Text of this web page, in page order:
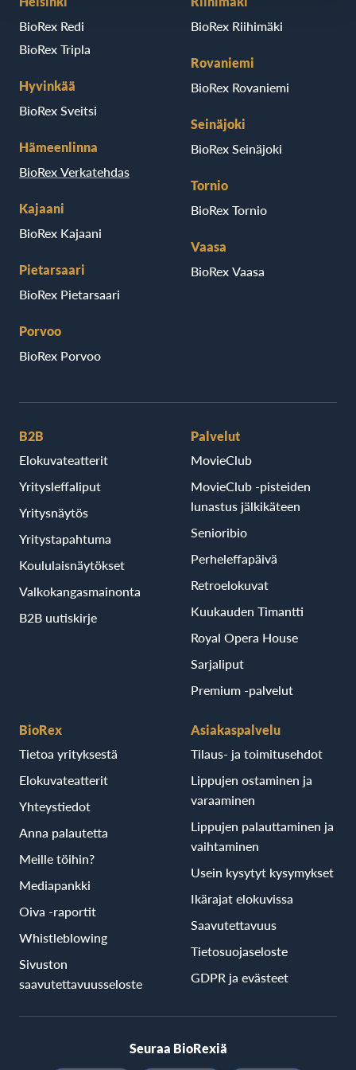
BioRex Redi
BioRex Tripla
Hyvinkää
BioRex Sveitsi
Hämeenlinna
BioRex Verkatehdas
Kajaani
BioRex Kajaani
Pietarsaari
BioRex Pietarsaari
Porvoo
BioRex Porvoo
BioRex Riihimäki
Rovaniemi
BioRex Rovaniemi
Seinäjoki
BioRex Seinäjoki
Tornio
BioRex Tornio
Vaasa
BioRex Vaasa
B2B
Elokuvateatterit
Yritysleffaliput
Yritysnäytös
Yritystapahtuma
Koululaisnäytökset
Valkokangasmainonta
B2B uutiskirje
Palvelut
MovieClub
MovieClub -pisteiden
lunastus jälkikäteen
Senioribio
Perheleffapäivä
Retroelokuvat
Kuukauden Timantti
Royal Opera House
Sarjaliput
Premium -palvelut
BioRex
Tietoa yrityksestä
Elokuvateatterit
Yhteystiedot
Anna palautetta
Meille töihin?
Mediapankki
Oiva -raportit
Whistleblowing
Sivuston
saavutettavuusseloste
Asiakaspalvelu
Tilaus- ja toimitusehdot
Lippujen ostaminen ja
varaaminen
Lippujen palauttaminen ja
vaihtaminen
Usein kysytyt kysymykset
Ikärajat elokuvissa
Saavutettavuus
Tietosuojaseloste
GDPR ja evästeet
Seuraa BioRexiä